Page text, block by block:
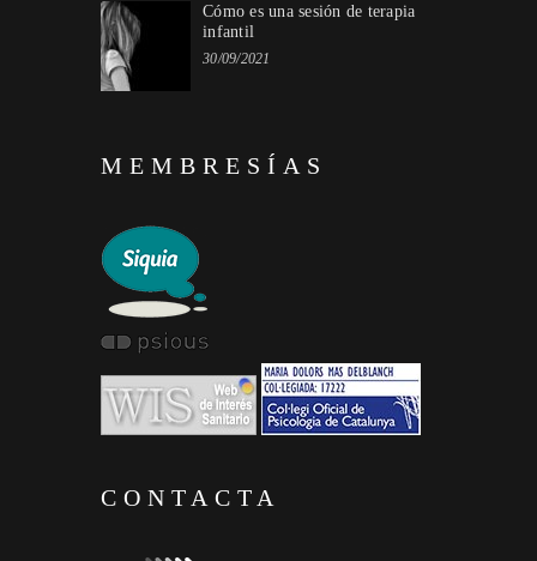
Cómo es una sesión de terapia
infantil
30/09/2021
MEMBRESÍAS
CONTACTA